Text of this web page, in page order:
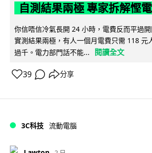
自測結果兩極 專家拆解慳
你信唔信冷氣長開 24 小時，電費反而平過
實測結果兩極，有人一個月電費只需 118 元
過千。電力部門話不能...
閱讀全文
39 分享
3C科技 流動電腦